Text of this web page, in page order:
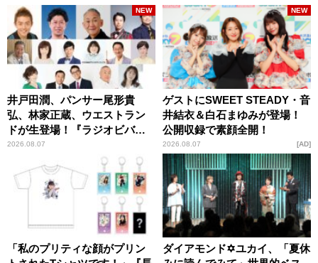
井戸田潤、パンサー尾形貴
弘、林家正蔵、ウエストラン
ドが生登場！『ラジオビバリ
ー昼ズ』
2026.08.07
NEW
ゲストにSWEET STEADY・音
井結衣＆白石まゆみが登場！
公開収録で素顔全開！
2026.08.07
NEW
AD
「私のプリティな顔がプリン
ダイアモンド✡ユカイ、「夏休